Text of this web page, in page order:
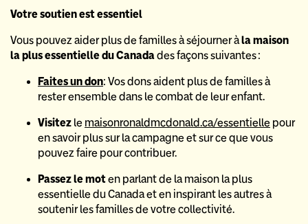
Votre soutien est essentiel
Vous pouvez aider plus de familles à séjourner àla maison
la plus essentielle du Canadades façons suivantes :
Faites un don: Vos dons aident plus de familles à
rester ensemble dans le combat de leur enfant.
Visitez le maisonronaldmcdonald.ca/essentielle pour
en savoir plus sur la campagne et sur ce que vous
pouvez faire pour contribuer.
Passez le moten parlant de la maison la plus
essentielle du Canada et en inspirant les autres à
soutenir les familles de votre collectivité.